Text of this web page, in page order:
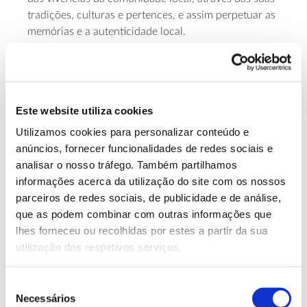
Este website utiliza cookies
Utilizamos cookies para personalizar conteúdo e
anúncios, fornecer funcionalidades de redes sociais e
analisar o nosso tráfego. Também partilhamos
informações acerca da utilização do site com os nossos
parceiros de redes sociais, de publicidade e de análise,
que as podem combinar com outras informações que
lhes forneceu ou recolhidas por estes a partir da sua
utilização dos respetivos serviços.
Necessários
tradições, culturas e pertences, e assim perpetuar as
memórias e a autenticidade local.
Pretende-se ainda promover rotas de interação e
reabilitação de locais e tradição como: a ‘rota dos
breu’, com interpretação do fabrico e aproveitamento
adaptadas às culturas existentes e com a cocriação/
participação ativa de quem visite a localidade nas
experiências promovidas; as ‘rotas ambientais’, com
interpretação da fauna e flora locais, entre outras.
Com o desenvolvimento deste Museu queremos,
também, proporcionar aos visitantes (turistas)
experiências únicas e autênticas, através de visitas
onde se promove o contacto, a interação e
contribuindo assim para a sua aprendizagem e